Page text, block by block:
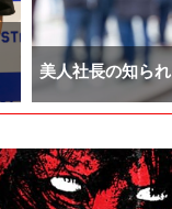
美人社長の知ら